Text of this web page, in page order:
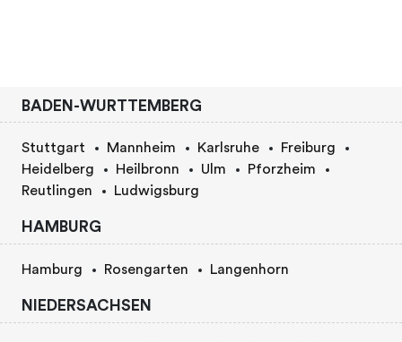
BADEN-WURTTEMBERG
Stuttgart Mannheim Karlsruhe
Freiburg
Heidelberg
Heilbronn Ulm
Pforzheim
Reutlingen
Ludwigsburg
HAMBURG
Hamburg Rosengarten Langenhorn
NIEDERSACHSEN